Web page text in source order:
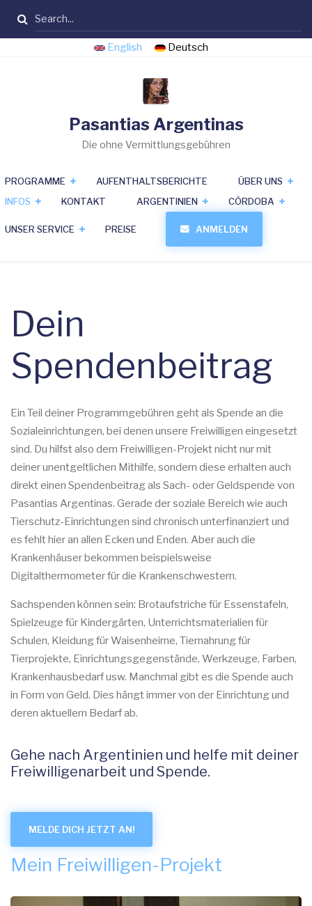
Suche
English Deutsch
Pasantias Argentinas
Die ohne Vermittlungsgebühren
PROGRAMME AUFENTHALTSBERICHTE
ÜBER UNS
INFOS
KONTAKT ARGENTINIEN CÓRDOBA
UNSER SERVICE PREISE ANMELDEN
Dein
Spendenbeitrag
Ein Teil deiner Programmgebühren geht als Spende an die
Sozialeinrichtungen, bei denen unsere Freiwilligen eingesetzt
sind. Du hilfst also dem Freiwilligen-Projekt nicht nur mit
deiner unentgeltlichen Mithilfe, sondern diese erhalten auch
direkt einen Spendenbeitrag als Sach- oder Geldspende von
Pasantias Argentinas. Gerade der soziale Bereich wie auch
Tierschutz-Einrichtungen sind chronisch unterfinanziert und
es fehlt hier an allen Ecken und Enden. Aber auch die
Krankenhäuser bekommen beispielsweise
Digitalthermometer für die Krankenschwestern.
Sachspenden können sein: Brotaufstriche für Essenstafeln,
Spielzeuge für Kindergärten, Unterrichtsmaterialien für
Schulen, Kleidung für Waisenheime, Tiernahrung für
Tierprojekte, Einrichtungsgegenstände, Werkzeuge, Farben,
Krankenhausbedarf usw. Manchmal gibt es die Spende auch
in Form von Geld. Dies hängt immer von der Einrichtung und
deren aktuellem Bedarf ab.
Gehe nach Argentinien und helfe mit deiner
Freiwilligenarbeit und Spende.
MELDE DICH JETZT AN!
Mein Freiwilligen-Projekt